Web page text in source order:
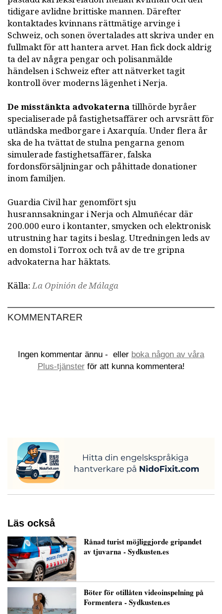
tidigare avlidne brittiske mannen. Därefter
kontaktades kvinnans rättmätige arvinge i
Schweiz, och sonen övertalades att skriva under en
fullmakt för att hantera arvet. Han fick dock aldrig
ta del av några pengar och polisanmälde
händelsen i Schweiz efter att nätverket tagit
kontroll över moderns lägenhet i Nerja.
De misstänkta advokaterna tillhörde byråer
specialiserade på fastighetsaffärer och arvsrätt för
utländska medborgare i Axarquía. Under flera år
ska de ha tvättat de stulna pengarna genom
simulerade fastighetsaffärer, falska
fordonsförsäljningar och påhittade donationer
inom familjen.
Guardia Civil har genomfört sju
husrannsakningar i Nerja och Almuñécar där
200.000 euro i kontanter, smycken och elektronisk
utrustning har tagits i beslag. Utredningen leds av
en domstol i Torrox och två av de tre gripna
advokaterna har häktats.
Källa:La Opinión de Málaga
KOMMENTARER
Ingen kommentar ännu - eller boka någon av våra
Plus-tjänsterför att kunna kommentera!